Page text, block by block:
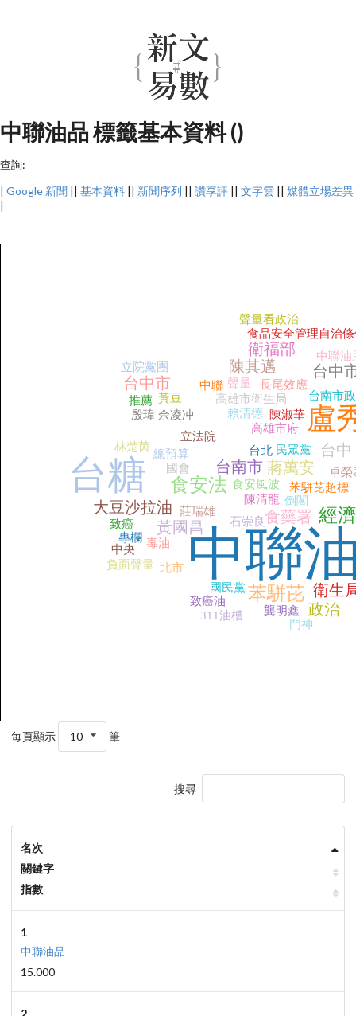
中聯油品 標籤基本資料 ()
查詢:
| Google 新聞 || 基本資料 || 新聞序列 || 讚享評 || 文字雲 || 媒體立場差異
|
中聯
台糖
盧
苯駢芘
經
食安法
衛生
台中市
台南市
黃國昌
大豆沙拉油
陳其邁
衛福部
食藥署
台中
台中
政治
蔣萬安
台南市
倒閣
專欄
總預算
苯駢芘超標
推薦
食安風波
食品安全管理自治
長尾效應
龔明鑫
石崇良
立法院
卓榮
陳清龍
中聯油
殷瑋
高雄市衛生局
黃豆
負面聲量
國民黨
門神
台北
立院黨團
中聯
北市
致癌
陳淑華
毒油
致癌油
311油槽
中央
莊瑞雄
高雄市府
聲量
余凌冲
國會
聲量看政治
林楚茵 民眾黨
賴清德
每頁顯示 10 筆
搜尋
名次
關鍵字
指數
1
中聯油品
15.000
2